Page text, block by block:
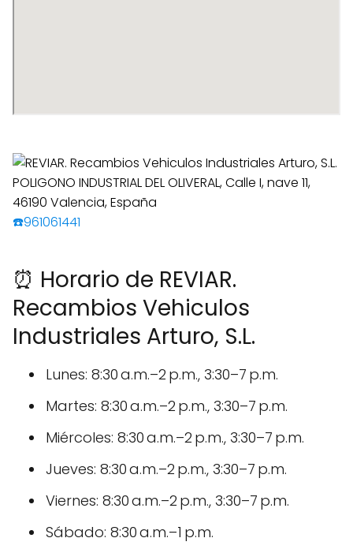
☎️961061441
⏰ Horario de REVIAR.
Recambios Vehiculos
Industriales Arturo, S.L.
Lunes: 8:30 a.m.–2 p.m., 3:30–7 p.m.
Martes: 8:30 a.m.–2 p.m., 3:30–7 p.m.
Miércoles: 8:30 a.m.–2 p.m., 3:30–7 p.m.
Jueves: 8:30 a.m.–2 p.m., 3:30–7 p.m.
Viernes: 8:30 a.m.–2 p.m., 3:30–7 p.m.
Sábado: 8:30 a.m.–1 p.m.